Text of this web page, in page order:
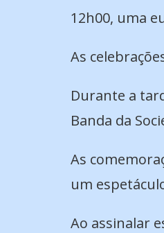
12h00, uma
As
Durante a
Banda da
As
um
Ao assinalar